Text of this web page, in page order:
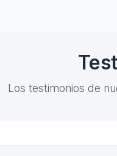
Los testimonios de